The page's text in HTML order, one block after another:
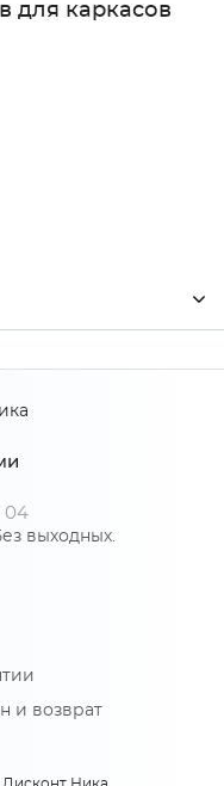
для каркасов
мебель
04
выходных.
и возврат